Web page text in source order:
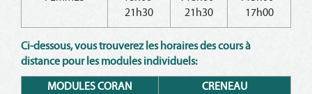
21h30
21h30
17h00
Ci-dessous, vous trouverez les horaires des cours à
distance pour les modules individuels:
MODULES CORAN
CRENEAU